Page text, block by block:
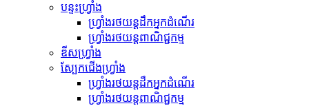
បន្ទះហ្វ្រាំង
ហ្វ្រាំងរថយន្តដឹកអ្នកដំណើរ
ហ្វ្រាំងរថយន្តពាណិជ្ជកម្ម
ឌីសហ្វ្រាំង
ស្បែកជើងហ្វ្រាំង
ហ្វ្រាំងរថយន្តដឹកអ្នកដំណើរ
ហ្វ្រាំងរថយន្តពាណិជ្ជកម្ម